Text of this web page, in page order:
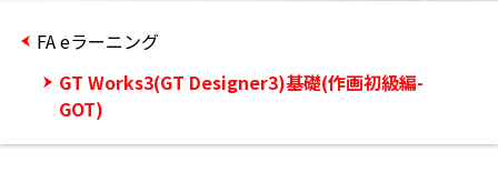
FA eラーニング
GT Works3(GT Designer3)基礎(作画初級編-
GOT)